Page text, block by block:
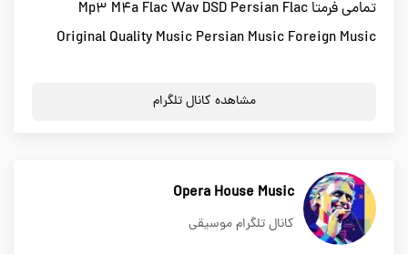
تمامی فرمتا Mp3 M4a Flac Wav DSD Persian Flac
Original Quality Music Persian Music Foreign Music
مشاهده کانال تلگرام
Opera House Music
کانال تلگرام موسیقی